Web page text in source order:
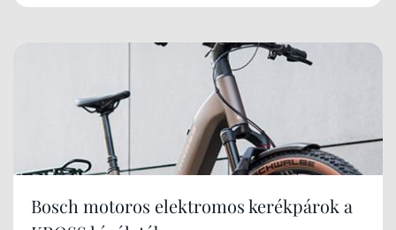
Bosch motoros elektromos kerékpárok a